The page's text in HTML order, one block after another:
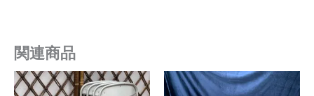
関連商品